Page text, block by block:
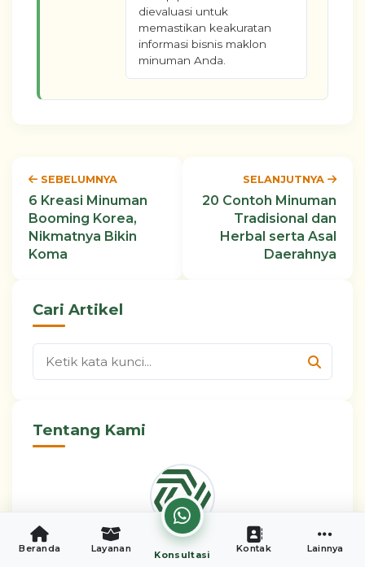
dievaluasi untuk
memastikan keakuratan
informasi bisnis maklon
minuman Anda.
SEBELUMNYA
6 Kreasi Minuman
Booming Korea,
Nikmatnya Bikin
Koma
SELANJUTNYA
20 Contoh Minuman
Tradisional dan
Herbal serta Asal
Daerahnya
Cari Artikel
Tentang Kami
CV. Putra Farma Yogyakarta
adalah mitra
Beranda Layanan
Konsultasi
Kontak Lainnya